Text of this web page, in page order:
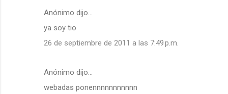
Anónimo dijo…
ya soy tio
26 de septiembre de 2011 a las 7:49 p.m.
Anónimo dijo…
webadas ponennnnnnnnnnn